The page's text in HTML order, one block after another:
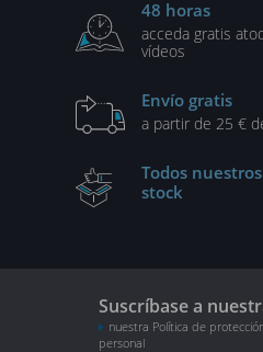
48 horas
acceda gratis a
vídeos
Envío gratis
a partir de 25 €
Todos
stock
Suscríbase a
nuestra Política de
personal